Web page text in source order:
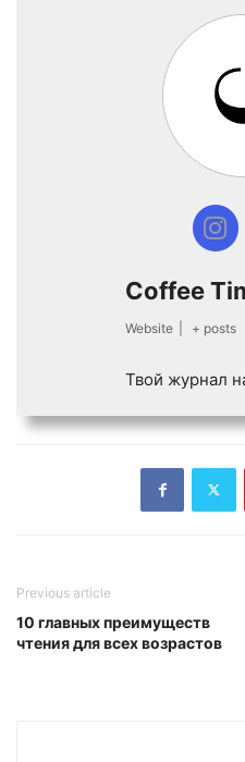
Coffee
Website + posts
Твой журнал
Previous article
10 главных преимуществ
чтения для всех возрастов